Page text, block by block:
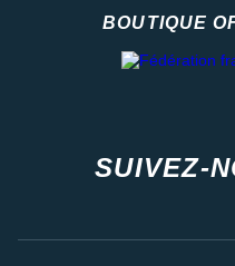
BOUTIQUE
SUIVEZ-